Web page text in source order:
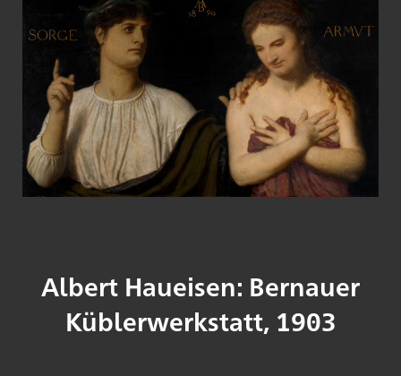
Albert Haueisen: Bernauer
Küblerwerkstatt, 1903